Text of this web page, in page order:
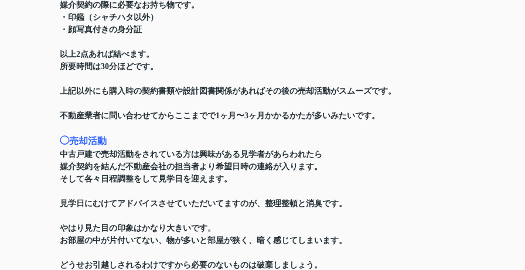
媒介契約の際に必要なお持ち物です。
・印鑑（シャチハタ以外）
・顔写真付きの身分証
以上2点あれば結べます。
所要時間は30分ほどです。
上記以外にも購入時の契約書類や設計図書関係があればその後の売却活動がスムーズです。
不動産業者に問い合わせてからここまでで1ヶ月〜3ヶ月かかるかたが多いみたいです。
◯売却活動
中古戸建で売却活動をされている方は興味がある見学者があらわれたら
媒介契約を結んだ不動産会社の担当者より希望日時の連絡が入ります。
そして各々日程調整をして見学日を迎えます。
見学日にむけてアドバイスさせていただいてますのが、整理整頓と消臭です。
やはり見た目の印象はかなり大きいです。
お部屋の中が片付いてない、物が多いと部屋が狭く、暗く感じてしまいます。
どうせお引越しされるわけですから必要のないものは破棄しましょう。